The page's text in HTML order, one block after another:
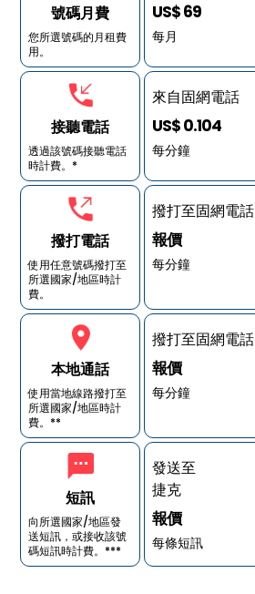
號碼月費
您所選號碼的月租費
用。
接聽電話
透過該號碼接聽電話
時計費。*
撥打電話
使用任意號碼撥打至
所選國家/地區時計
費。
本地通話
使用當地線路撥打至
所選國家/地區時計
費。**
短訊
向所選國家/地區發
送短訊，或接收該號
碼短訊時計費。***
US$ 69
每月
來自固網電話
US$ 0.104
每分鐘
撥打至固網電話
報價
每分鐘
撥打至固網電話
報價
每分鐘
發送至
捷克
報價
每條短訊